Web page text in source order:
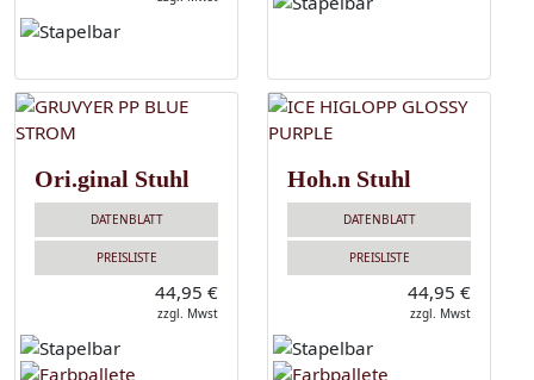
Ori.ginal Stuhl
DATENBLATT
PREISLISTE
44,95 €
zzgl. Mwst
Hoh.n Stuhl
DATENBLATT
PREISLISTE
44,95 €
zzgl. Mwst